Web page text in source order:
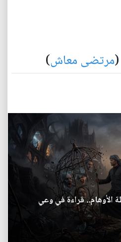
مرتضى معاش)
الأوهام.. قراءة في وعي